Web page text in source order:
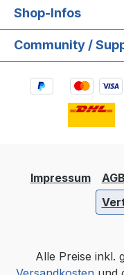
Shop-Infos
Community /
Impressum AGB
Alle Preise inkl.